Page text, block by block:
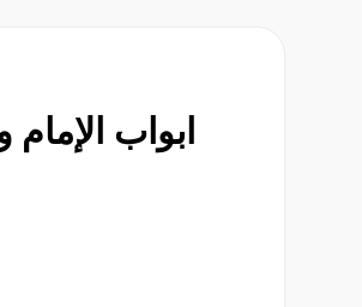
ابواب الإمام والخلف جهة اليمين